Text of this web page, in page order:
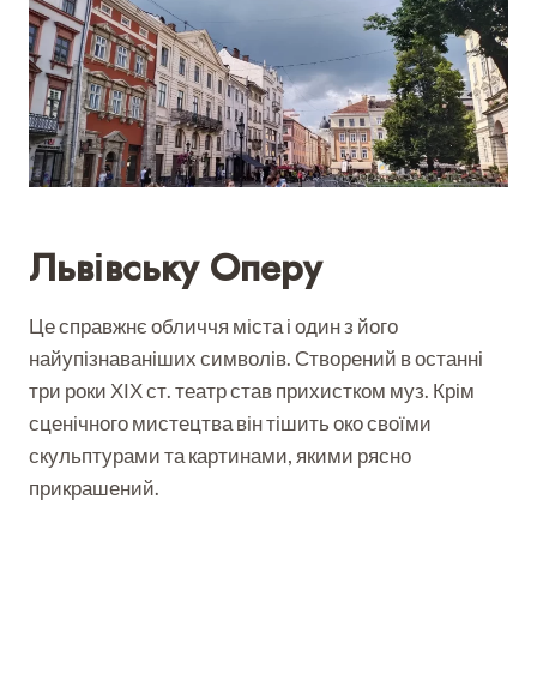
Львівську Оперу
Це справжнє обличчя міста і один з його
найупізнаваніших символів. Створений в останні
три роки ХІХ ст. театр став прихистком муз. Крім
сценічного мистецтва він тішить око своїми
скульптурами та картинами, якими рясно
прикрашений.